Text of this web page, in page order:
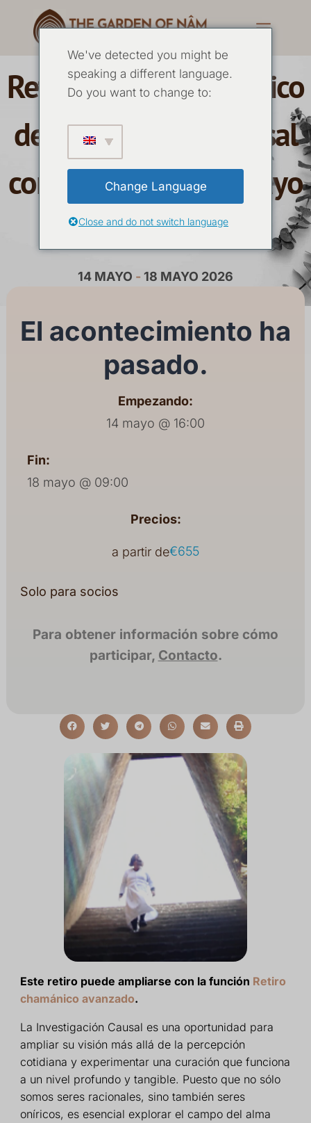
Retiro chamánico básico
de investigación causal
con Anna Montis - Mayo
2026
14 MAYO - 18 MAYO 2026
Este retiro puede ampliarse con la función Retiro
chamánico avanzado.
La Investigación Causal es una oportunidad para
ampliar su visión más allá de la percepción
cotidiana y experimentar una curación que funciona
a un nivel profundo y tangible. Puesto que no sólo
somos seres racionales, sino también seres
oníricos, es esencial explorar el campo del alma
El acontecimiento ha
pasado.
Empezando:
14 mayo @ 16:00
Fin:
18 mayo @ 09:00
Precios:
a partir de€655
Solo para socios
Para obtener información sobre cómo
participar, Contacto.
We've detected you might be
speaking a different language.
Do you want to change to:
Change Language
Close and do not switch language